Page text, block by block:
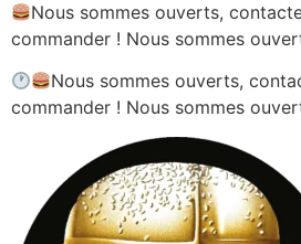
Nous sommes ouverts,
commander ! Nous sommes
Nous sommes ouverts,
commander ! Nous sommes